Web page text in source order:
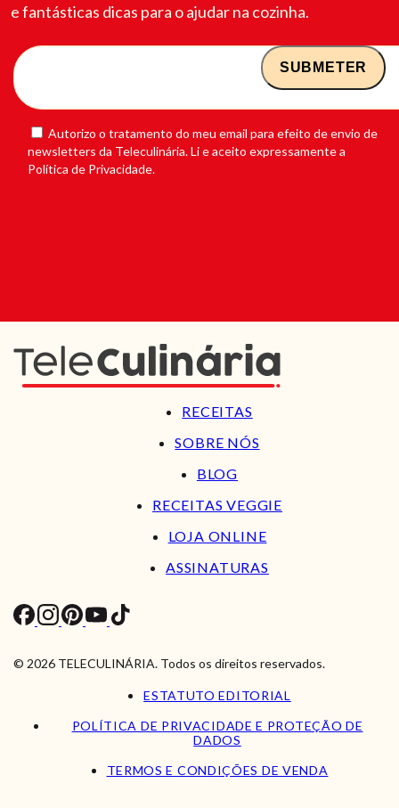
e fantásticas dicas para o ajudar na cozinha.
Autorizo o tratamento do meu email para efeito de envio de
newsletters da Teleculinária. Li e aceito expressamente a
Política de Privacidade.
RECEITAS
SOBRE NÓS
BLOG
RECEITAS VEGGIE
LOJA ONLINE
ASSINATURAS
© 2026 TELECULINÁRIA. Todos os direitos reservados.
ESTATUTO EDITORIAL
POLÍTICA DE PRIVACIDADE E PROTEÇÃO DE
DADOS
TERMOS E CONDIÇÕES DE VENDA